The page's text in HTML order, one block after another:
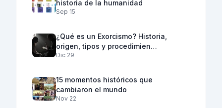
historia de la humanidad
Sep 15
¿Qué es un Exorcismo? Historia,
origen, tipos y procedimien…
Dic 29
15 momentos históricos que
cambiaron el mundo
Nov 22